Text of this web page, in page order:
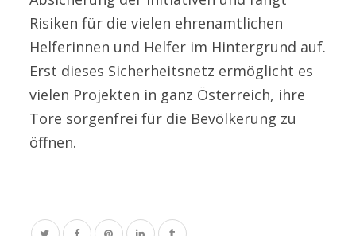
Risiken für die vielen ehrenamtlichen
Helferinnen und Helfer im Hintergrund auf.
Erst dieses Sicherheitsnetz ermöglicht es
vielen Projekten in ganz Österreich, ihre
Tore sorgenfrei für die Bevölkerung zu
öffnen.